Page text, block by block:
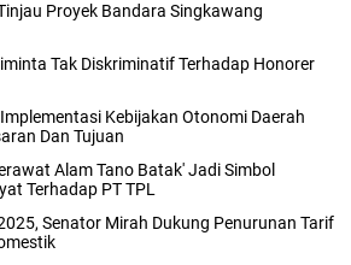
Proyek Bandara Singkawang
Tak Diskriminatif Terhadap Honorer
Implementasi Kebijakan Otonomi Daerah
Dan Tujuan
Alam Tano Batak' Jadi Simbol
Terhadap PT TPL
Senator Mirah Dukung Penurunan Tarif